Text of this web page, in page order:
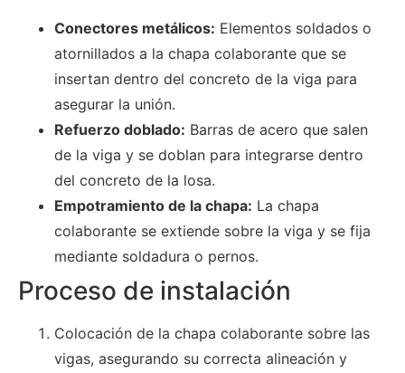
Conectores metálicos: Elementos soldados o
atornillados a la chapa colaborante que se
insertan dentro del concreto de la viga para
asegurar la unión.
Refuerzo doblado: Barras de acero que salen
de la viga y se doblan para integrarse dentro
del concreto de la losa.
Empotramiento de la chapa: La chapa
colaborante se extiende sobre la viga y se fija
mediante soldadura o pernos.
Proceso de instalación
Colocación de la chapa colaborante sobre las
vigas, asegurando su correcta alineación y